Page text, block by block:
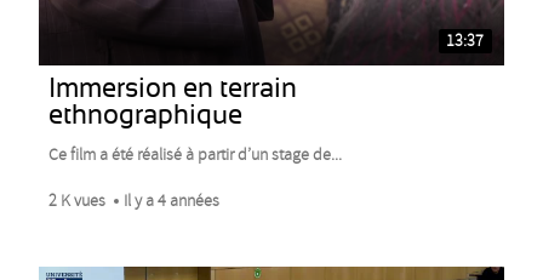
13:37
Immersion en terrain
ethnographique
Ce film a été réalisé à partir d’un stage de...
2 K vues Il y a 4 années